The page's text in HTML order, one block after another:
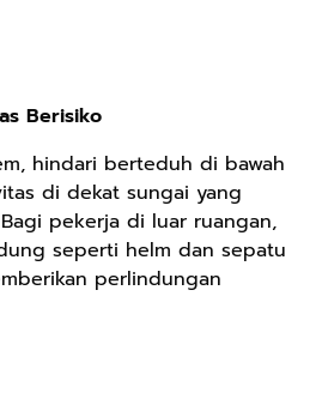
Berisiko
hindari berteduh di bawah
di dekat sungai yang
pekerja di luar ruangan,
seperti helm dan sepatu
perlindungan